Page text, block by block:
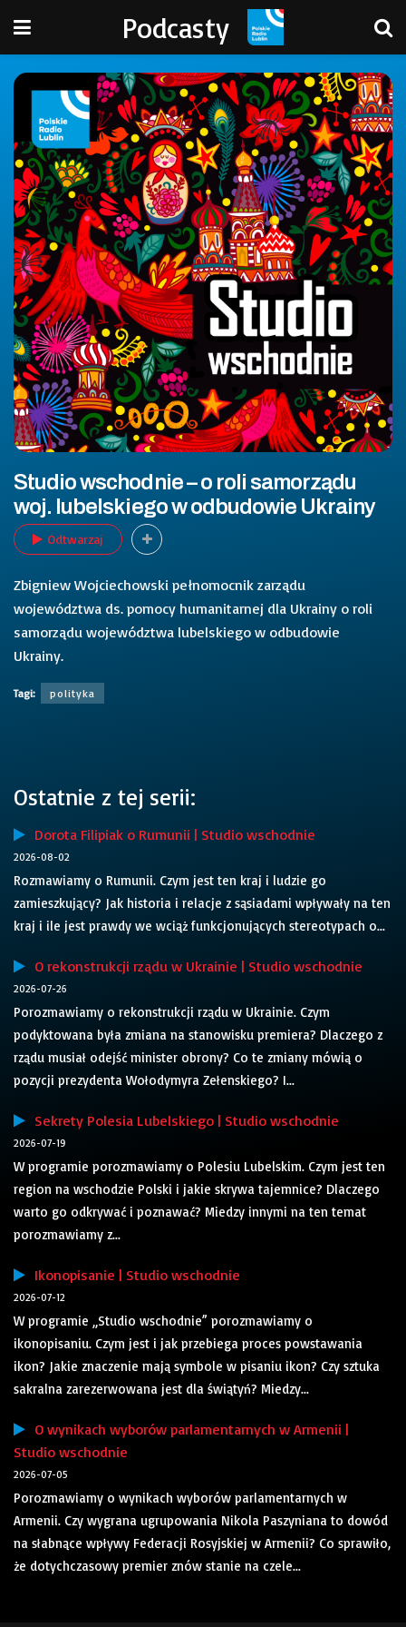
Podcasty
Studio wschodnie – o roli samorządu
woj. lubelskiego w odbudowie Ukrainy
Odtwarzaj
Zbigniew Wojciechowski pełnomocnik zarządu
województwa ds. pomocy humanitarnej dla Ukrainy o roli
samorządu województwa lubelskiego w odbudowie
Ukrainy.
Tagi: polityka
Ostatnie z tej serii:
Dorota Filipiak o Rumunii | Studio wschodnie
2026-08-02
Rozmawiamy o Rumunii. Czym jest ten kraj i ludzie go
zamieszkujący? Jak historia i relacje z sąsiadami wpływały na ten
kraj i ile jest prawdy we wciąż funkcjonujących stereotypach o...
O rekonstrukcji rządu w Ukrainie | Studio wschodnie
2026-07-26
Porozmawiamy o rekonstrukcji rządu w Ukrainie. Czym
podyktowana była zmiana na stanowisku premiera? Dlaczego z
rządu musiał odejść minister obrony? Co te zmiany mówią o
pozycji prezydenta Wołodymyra Zełenskiego? I...
Sekrety Polesia Lubelskiego | Studio wschodnie
2026-07-19
W programie porozmawiamy o Polesiu Lubelskim. Czym jest ten
region na wschodzie Polski i jakie skrywa tajemnice? Dlaczego
warto go odkrywać i poznawać? Miedzy innymi na ten temat
porozmawiamy z...
Ikonopisanie | Studio wschodnie
2026-07-12
W programie „Studio wschodnie” porozmawiamy o
ikonopisaniu. Czym jest i jak przebiega proces powstawania
ikon? Jakie znaczenie mają symbole w pisaniu ikon? Czy sztuka
sakralna zarezerwowana jest dla świątyń? Miedzy...
O wynikach wyborów parlamentarnych w Armenii |
Studio wschodnie
2026-07-05
Porozmawiamy o wynikach wyborów parlamentarnych w
Armenii. Czy wygrana ugrupowania Nikola Paszyniana to dowód
na słabnące wpływy Federacji Rosyjskiej w Armenii? Co sprawiło,
że dotychczasowy premier znów stanie na czele...